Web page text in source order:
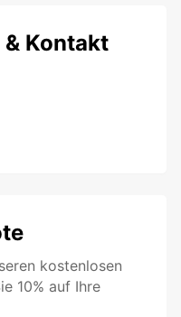
Kontakt
kostenlosen
10% auf Ihre